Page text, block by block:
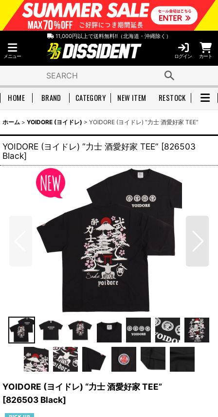
11,000円以上で送料無料!!（北海道・沖縄除く）
メニュー ログイン カート
HOME BRAND CATEGORY NEW ITEM RESTOCK
ホーム > YOIDORE (ヨイドレ) > YOIDORE (ヨイドレ) “力士 酒愛好家 TEE”
YOIDORE (ヨイドレ) “力士 酒愛好家 TEE” [826503
Black]
YOIDORE (ヨイドレ) “力士 酒愛好家 TEE”
[826503 Black]